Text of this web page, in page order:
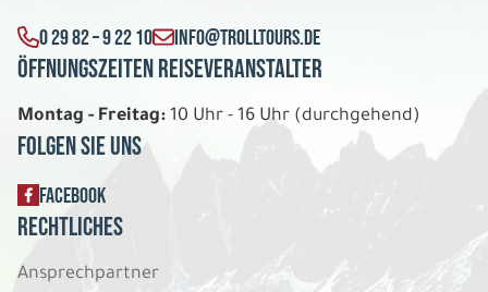
Doppelzimmer B&B Häuser
Belegung: 2
P.P. AB2.126 €
REISE VERBINDLICH ANFRAGEN
0 29 82 – 9 22 10 INFO@TROLLTOURS.DE
Öffnungszeiten Reiseveranstalter
Montag - Freitag: 10 Uhr - 16 Uhr (durchgehend)
Folgen Sie uns
FACEBOOK
Rechtliches
Ansprechpartner